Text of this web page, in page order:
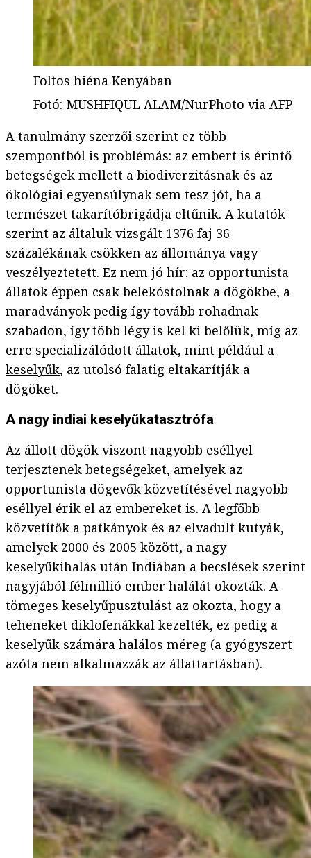
Foltos hiéna Kenyában
Fotó: MUSHFIQUL ALAM/NurPhoto via AFP
A tanulmány szerzői szerint ez több
szempontból is problémás: az embert is érintő
betegségek mellett a biodiverzitásnak és az
ökológiai egyensúlynak sem tesz jót, ha a
természet takarítóbrigádja eltűnik. A kutatók
szerint az általuk vizsgált 1376 faj 36
százalékának csökken az állománya vagy
veszélyeztetett. Ez nem jó hír: az opportunista
állatok éppen csak belekóstolnak a dögökbe, a
maradványok pedig így tovább rohadnak
szabadon, így több légy is kel ki belőlük, míg az
erre specializálódott állatok, mint például a
keselyűk, az utolsó falatig eltakarítják a
dögöket.
A nagy indiai keselyűkatasztrófa
Az állott dögök viszont nagyobb eséllyel
terjesztenek betegségeket, amelyek az
opportunista dögevők közvetítésével nagyobb
eséllyel érik el az embereket is. A legfőbb
közvetítők a patkányok és az elvadult kutyák,
amelyek 2000 és 2005 között, a nagy
keselyűkihalás után Indiában a becslések szerint
nagyjából félmillió ember halálát okozták. A
tömeges keselyűpusztulást az okozta, hogy a
teheneket diklofenákkal kezelték, ez pedig a
keselyűk számára halálos méreg (a gyógyszert
azóta nem alkalmazzák az állattartásban).